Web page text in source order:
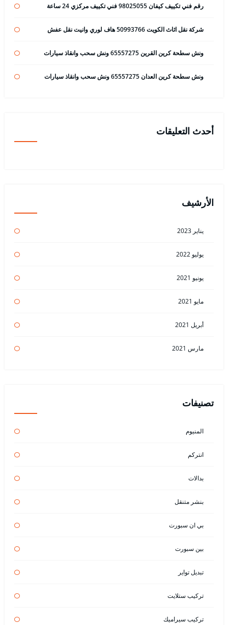
رقم فني تكييف كيفان 98025055 فني تكييف مركزي 24 ساعة
شركة نقل اثاث الكويت 50993766 هاف لوري وانيت نقل عفش
ونش سطحة كرين القرين 65557275 ونش سحب وانقاذ سيارات
ونش سطحة كرين العدان 65557275 ونش سحب وانقاذ سيارات
أحدث التعليقات
الأرشيف
يناير 2023
يوليو 2022
يونيو 2021
مايو 2021
أبريل 2021
مارس 2021
تصنيفات
المنيوم
انتركم
بدالات
بنشر متنقل
بي ان سبورت
بين سبورت
تبديل تواير
تركيب ستلايت
تركيب سيراميك